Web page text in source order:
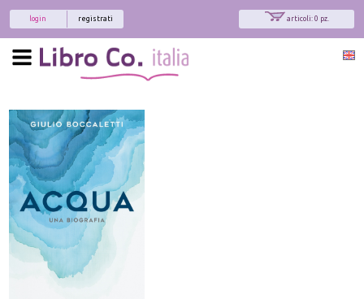
articoli: 0 pz.
registrati
login